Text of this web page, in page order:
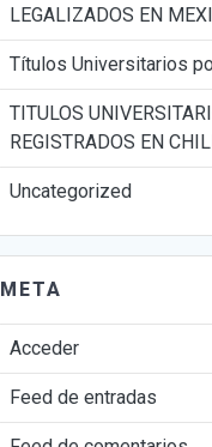
LEGALIZADOS EN
Títulos Universitarios
TITULOS
REGISTRADOS EN
Uncategorized
META
Acceder
Feed de entradas